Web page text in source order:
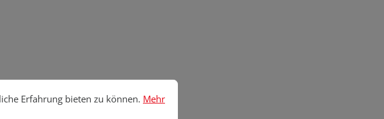
Erfahrung bieten zu können.
Mehr Informationen ...
Erfahrung bieten zu können. Mehr